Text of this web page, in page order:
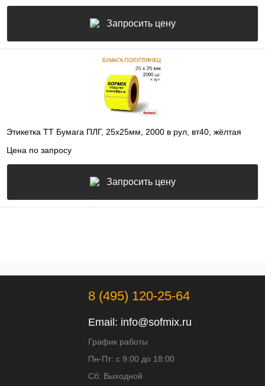
Запросить цену
Этикетка ТТ Бумага ПЛГ, 25х25мм, 2000 в рул, вт40, жёлтая
Цена по запросу
Запросить цену
8 (495) 120-25-64
Email: info@sofmix.ru
График работы
Пн-Пт: с 9:00 до 18:00
Сб: Выходной